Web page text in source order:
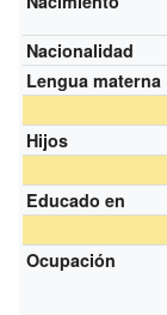
Nacionalidad
Lengua materna
Hijos
Educado en
Ocupación